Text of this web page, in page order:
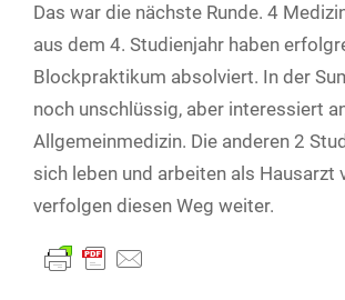
Das war die nächste Runde. 4
aus dem 4. Studienjahr haben
Blockpraktikum absolviert. In der
noch unschlüssig, aber interessiert
Allgemeinmedizin. Die anderen 2
sich leben und arbeiten als Hausarzt
verfolgen diesen Weg weiter.